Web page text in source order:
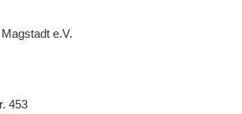
e.V.
453